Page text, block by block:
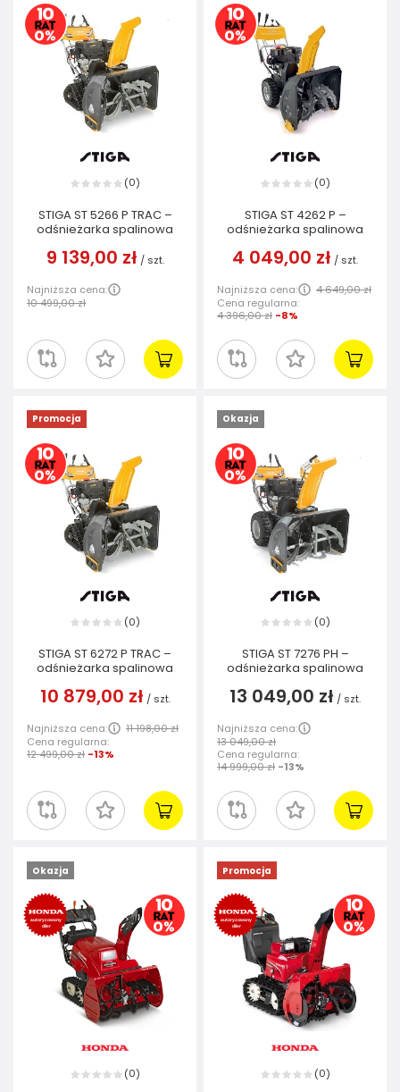
(0)
STIGA ST 5266 P TRAC –
odśnieżarka spalinowa
9 139,00 zł / szt.
Najniższa cena:
10 499,00 zł
(0)
STIGA ST 4262 P –
odśnieżarka spalinowa
4 049,00 zł / szt.
Najniższa cena:
4 649,00 zł
Cena regularna:
4 396,00 zł -8%
Promocja
(0)
STIGA ST 6272 P TRAC –
odśnieżarka spalinowa
10 879,00 zł / szt.
Najniższa cena:
11 198,00 zł
Cena regularna:
12 499,00 zł -13%
Okazja
(0)
STIGA ST 7276 PH –
odśnieżarka spalinowa
13 049,00 zł / szt.
Najniższa cena:
13 049,00 zł
Cena regularna:
14 999,00 zł -13%
Okazja
(0)
Promocja
(0)